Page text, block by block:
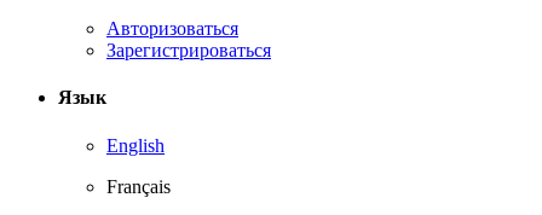
Авторизоваться
Зарегистрироваться
Язык
English
Français